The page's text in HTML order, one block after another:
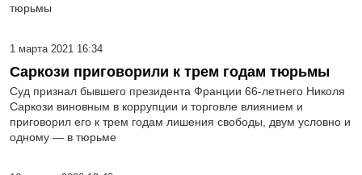
тюрьмы
1 марта 2021 16:34
Саркози приговорили к трем годам тюрьмы
Суд признал бывшего президента Франции 66-летнего Николя
Саркози виновным в коррупции и торговле влиянием и
приговорил его к трем годам лишения свободы, двум условно и
одному — в тюрьме